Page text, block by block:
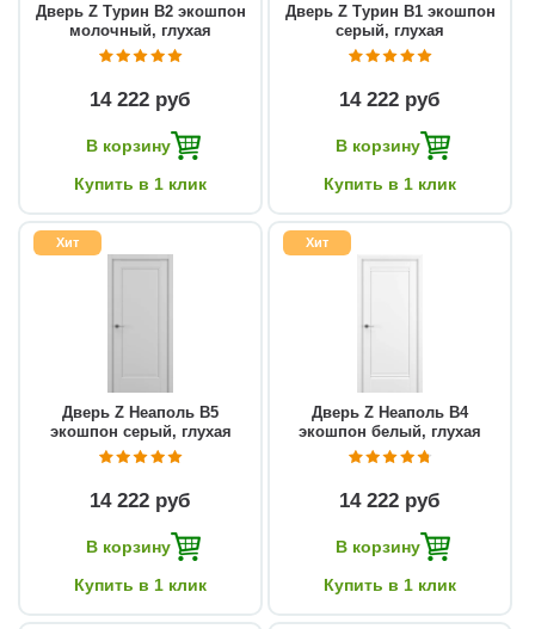
Дверь Z Турин В2 экошпон
молочный, глухая
14 222 руб
В корзину
Купить в 1 клик
Дверь Z Турин В1 экошпон
серый, глухая
14 222 руб
В корзину
Купить в 1 клик
Хит
Дверь Z Неаполь В5
экошпон серый, глухая
14 222 руб
В корзину
Купить в 1 клик
Хит
Дверь Z Неаполь В4
экошпон белый, глухая
14 222 руб
В корзину
Купить в 1 клик